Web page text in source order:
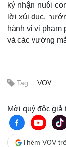
ký nhận nuôi
lời xúi dục,
hành vi vi phạm
và các vướng
Tag: VOV
Mời quý độc giả
Thêm VOV